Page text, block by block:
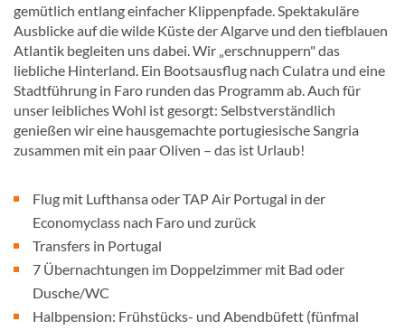
gemütlich entlang einfacher Klippenpfade. Spektakuläre
Ausblicke auf die wilde Küste der Algarve und den tiefblauen
Atlantik begleiten uns dabei. Wir „erschnuppern" das
liebliche Hinterland. Ein Bootsausflug nach Culatra und eine
Stadtführung in Faro runden das Programm ab. Auch für
unser leibliches Wohl ist gesorgt: Selbstverständlich
genießen wir eine hausgemachte portugiesische Sangria
zusammen mit ein paar Oliven – das ist Urlaub!
Flug mit Lufthansa oder TAP Air Portugal in der
Economyclass nach Faro und zurück
Transfers in Portugal
7 Übernachtungen im Doppelzimmer mit Bad oder
Dusche/WC
Halbpension: Frühstücks- und Abendbüfett (fünfmal